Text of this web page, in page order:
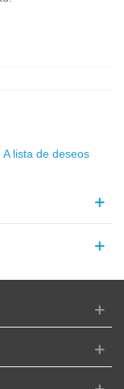
A lista de deseos